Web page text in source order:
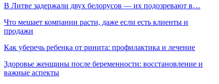
В Литве задержали двух белорусов — их подозревают в…
Что мешает компании расти, даже если есть клиенты и
продажи
Как уберечь ребенка от ринита: профилактика и лечение
Здоровье женщины после беременности: восстановление и
важные аспекты